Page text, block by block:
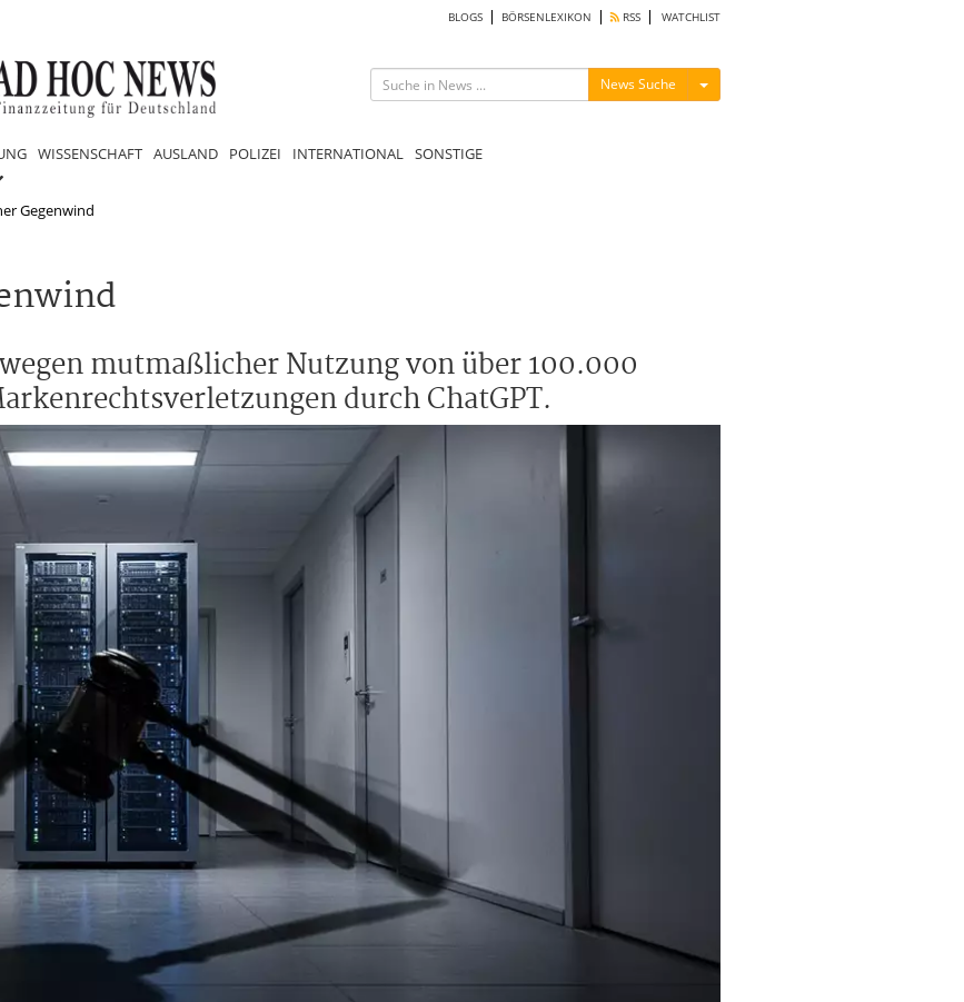
BLOGS BÖRSENLEXIKON RSS WATCHLIST
News Suche Menü ein-/ausblenden
WISSENSCHAFT AUSLAND POLIZEI INTERNATIONAL SONSTIGE
Gegenwind
mutmaßlicher Nutzung von über 100.000
durch ChatGPT.